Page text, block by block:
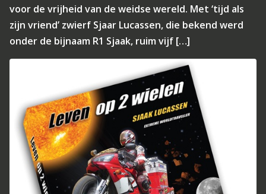
voor de vrijheid van de weidse wereld. Met ‘tijd als
zijn vriend’ zwierf Sjaar Lucassen, die bekend werd
onder de bijnaam R1 Sjaak, ruim vijf […]